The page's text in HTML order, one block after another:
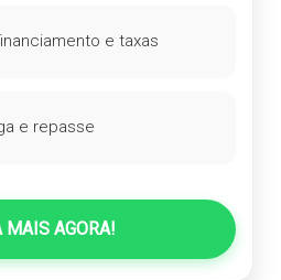
e taxas
e repasse
MAIS AGORA!